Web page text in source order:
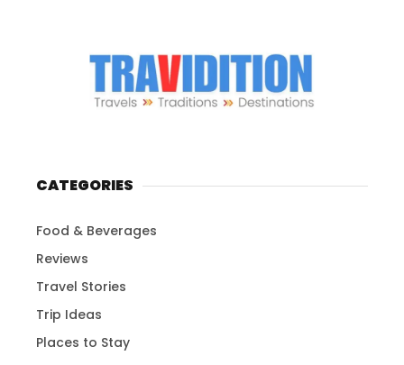
CATEGORIES
Food & Beverages
Reviews
Travel Stories
Trip Ideas
Places to Stay